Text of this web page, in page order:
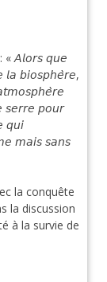
𝘈𝘭𝘰𝘳𝘴 𝘲𝘶𝘦
𝘭𝘢 𝘣𝘪𝘰𝘴𝘱𝘩𝘦̀𝘳𝘦,
𝘴𝘦𝘳𝘳𝘦 𝘱𝘰𝘶𝘳
𝘲𝘶𝘪
𝘮𝘢𝘪𝘴 𝘴𝘢𝘯𝘴
la conquête
la discussion
à la survie de